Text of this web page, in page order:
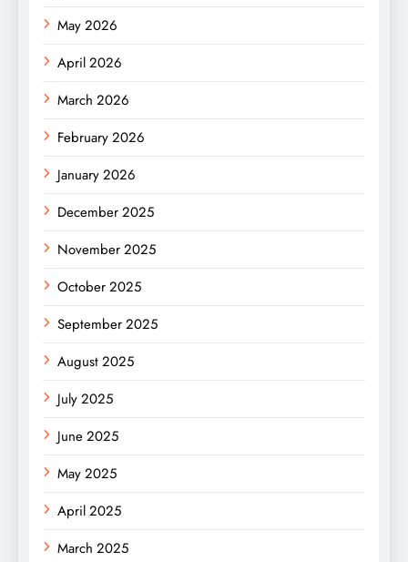
May 2026
April 2026
March 2026
February 2026
January 2026
December 2025
November 2025
October 2025
September 2025
August 2025
July 2025
June 2025
May 2025
April 2025
March 2025